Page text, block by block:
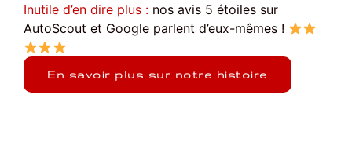
Inutile d’en dire plus : nos avis 5 étoiles sur
AutoScout et Google parlent d’eux-mêmes !
En savoir plus sur notre histoire